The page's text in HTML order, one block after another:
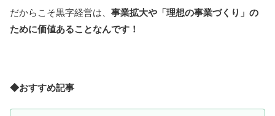
だからこそ黒字経営は、 事業拡大や「理想の事業づくり」の
ために価値あることなんです！
◆おすすめ記事